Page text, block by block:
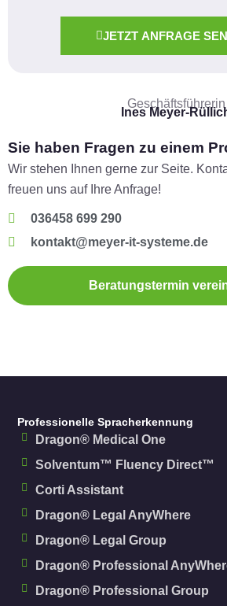
JETZT ANFRAGE
Geschäftsführerin
Ines Meyer-
Sie haben Fragen zu einem
Wir stehen Ihnen gerne zur Seite.
freuen uns auf Ihre Anfrage!
036458 699 290
kontakt@meyer-it-systeme.de
Beratungstermin
Professionelle Spracherkennung
Dragon® Medical One
Solventum™ Fluency Direct™
Corti Assistant
Dragon® Legal AnyWhere
Dragon® Legal Group
Dragon® Professional
Dragon® Professional Group